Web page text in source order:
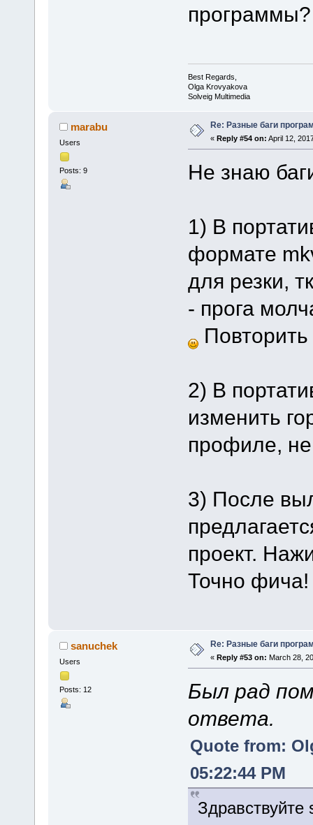
программы?
Best Regards,
Olga Krovyakova
Solveig Multimedia
marabu
Users
Posts: 9
Re: Разные баги
« Reply #54 on: April 12,
Не знаю
1) В
формате
для резки,
- прога
2) В
изменить
профиле,
3) После
проект.
Точно фича!
sanuchek
Users
Posts: 12
Re: Разные баги
« Reply #53 on: March 28,
Был рад
ответа.
Quote from:
05:22:44 PM
Здравствуйте